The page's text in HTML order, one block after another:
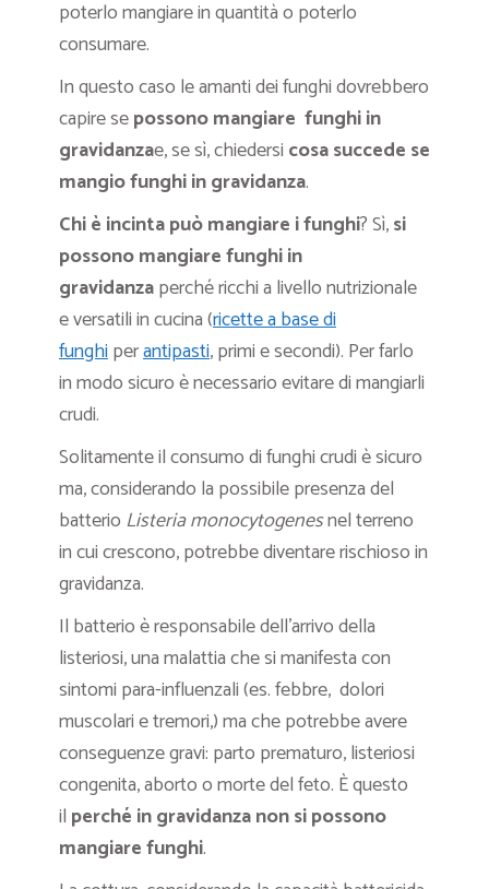
poterlo mangiare in quantità o poterlo
consumare.
In questo caso le amanti dei funghi dovrebbero
capire sepossono mangiare funghi in
gravidanzae, se sì, chiedersi cosa succede se
mangio funghi in gravidanza.
Chi è incinta può mangiare i funghi? Sì,si
possono mangiare funghi in
gravidanzaperché ricchi a livello nutrizionale
e versatili in cucina (ricette a base di
funghiperantipasti, primi e secondi). Per farlo
in modo sicuro è necessario evitare di mangiarli
crudi.
Solitamente il consumo di funghi crudi è sicuro
ma, considerando la possibile presenza del
batterio Listeria monocytogenesnel terreno
in cui crescono, potrebbe diventare rischioso in
gravidanza.
Il batterio è responsabile dell’arrivo della
listeriosi, una malattia che si manifesta con
sintomi para-influenzali (es. febbre, dolori
muscolari e tremori,) ma che potrebbe avere
conseguenze gravi: parto prematuro, listeriosi
congenita, aborto o morte del feto. È questo
il perché in gravidanza non si possono
mangiare funghi.